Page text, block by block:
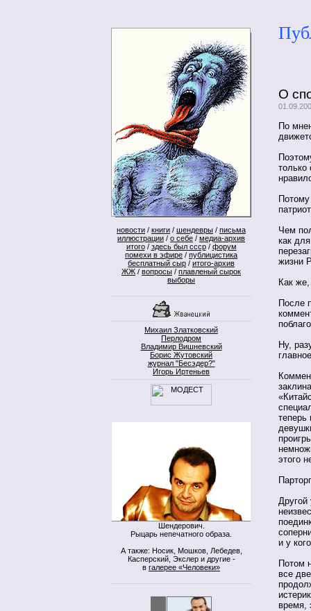
новости / книги / шендевры / письма
иллюстрации / о себе / медиа-архив
итого/ здесь был ссср/ форум
помехи в эфире / публицистика
бесплатный сыр / итого-архив
ЖЖ / вопросы / плавленый сырок
выборы
Михаил Златковский
Перлодром
Владимир Вишневский
Борис Жутовский
журнал "Бесэдер?"
Игорь Иртеньев
Шендерович.
Рыцарь непечатного образа.
А также: Носик, Мошков, Лебедев,
Касперский, Экслер и другие -
в галерее «Человеки»
О
По
только
Чем
как
жизни
Как
После
Ну,
теперь
этого
и у
Потом
все
время,